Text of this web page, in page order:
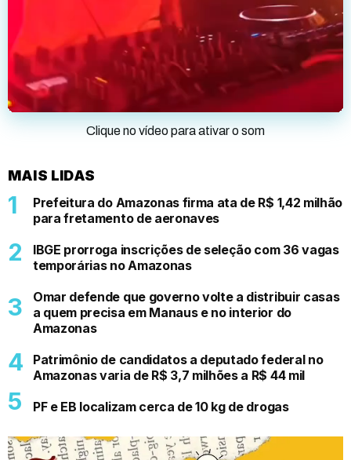
Clique no vídeo para ativar o som
MAIS LIDAS
Prefeitura do Amazonas firma ata de R$ 1,42 milhão
para fretamento de aeronaves
IBGE prorroga inscrições de seleção com 36 vagas
temporárias no Amazonas
Omar defende que governo volte a distribuir casas
a quem precisa em Manaus e no interior do
Amazonas
Patrimônio de candidatos a deputado federal no
Amazonas varia de R$ 3,7 milhões a R$ 44 mil
PF e EB localizam cerca de 10 kg de drogas